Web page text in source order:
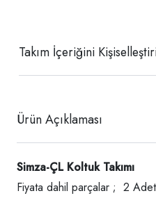
Takım İçeriğini
Ürün Açıklaması
Simza-ÇL Koltuk Takımı
Fiyata dahil parçalar ; 2